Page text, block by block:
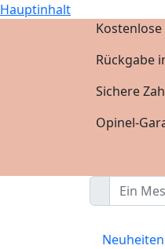
Hauptinhalt
Rückgabe
Sichere
Opinel-
Neuheiten